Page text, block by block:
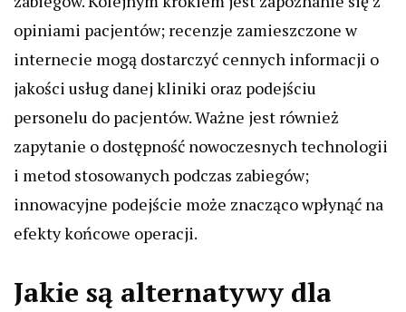
opiniami pacjentów; recenzje zamieszczone w
internecie mogą dostarczyć cennych informacji o
jakości usług danej kliniki oraz podejściu
personelu do pacjentów. Ważne jest również
zapytanie o dostępność nowoczesnych technologii
i metod stosowanych podczas zabiegów;
innowacyjne podejście może znacząco wpłynąć na
efekty końcowe operacji.
Jakie są alternatywy dla